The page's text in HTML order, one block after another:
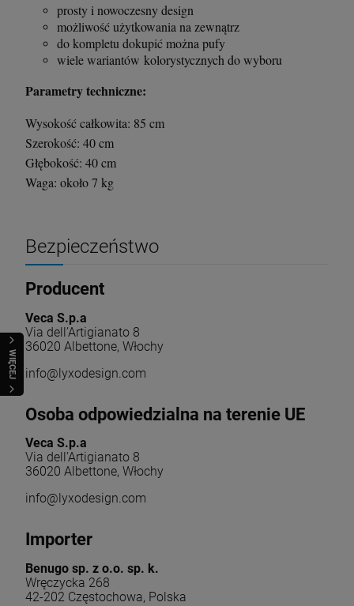
WIĘCEJ
prosty i nowoczesny design
możliwość użytkowania na zewnątrz
do kompletu dokupić można pufy
wiele wariantów kolorystycznych do wyboru
Parametry techniczne:
Wysokość całkowita: 85 cm
Szerokość: 40 cm
Głębokość: 40 cm
Waga: około 7 kg
Bezpieczeństwo
Producent
Veca S.p.a
Via dell’Artigianato 8
36020 Albettone, Włochy
info@lyxodesign.com
Osoba odpowiedzialna na terenie UE
Veca S.p.a
Via dell’Artigianato 8
36020 Albettone, Włochy
info@lyxodesign.com
Importer
Benugo sp. z o.o. sp. k.
Wręczycka 268
42-202 Częstochowa, Polska